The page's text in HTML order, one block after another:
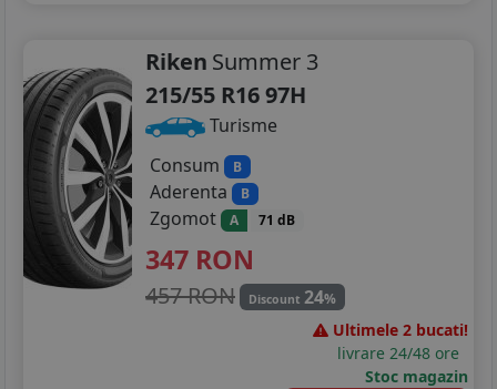
Riken Summer 3
215/55 R16 97H
Turisme
Consum
B
Aderenta B
Zgomot A 71 dB
347 RON
457 RON Discount 24%
Ultimele 2 bucati!
livrare 24/48 ore
Stoc magazin